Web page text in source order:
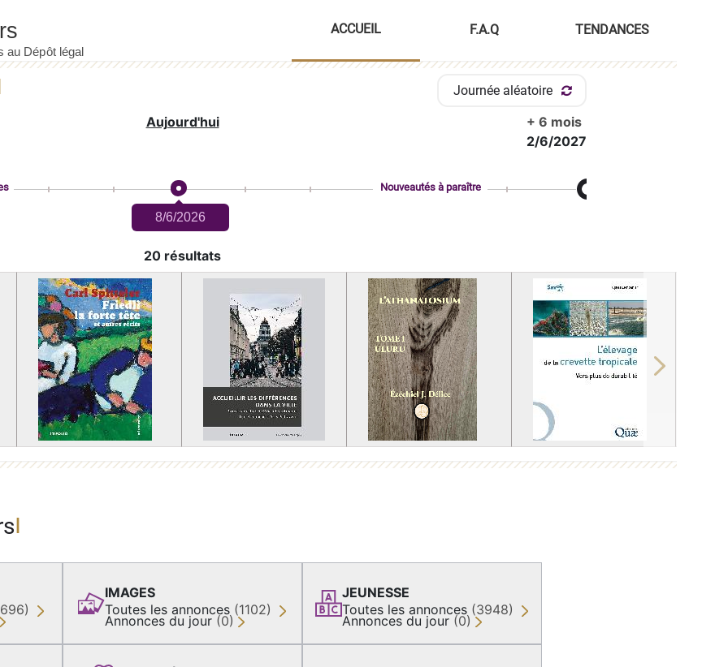
ACCUEIL F.A.Q TENDANCES
Journée aléatoire
Aujourd'hui
+ 6 mois
2/6/2027
8/6/2026
Nouveautés à paraître
20 résultats
Next
IMAGES
Toutes les annonces (1102)
Annonces du jour (0)
JEUNESSE
Toutes les annonces (3948)
Annonces du jour (0)